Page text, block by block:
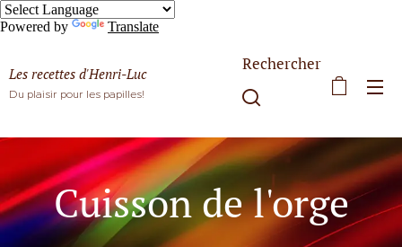
Powered by Translate
Les recettes d'Henri-Luc
Du plaisir pour les papilles!
Rechercher
Cuisson de l'orge